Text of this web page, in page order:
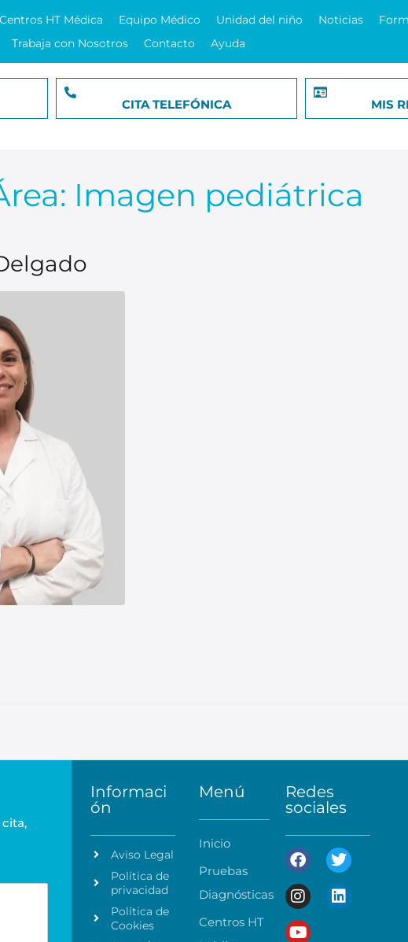
HT Médica Equipo Médico Unidad del niño Noticias
Trabaja con Nosotros
Contacto Ayuda
CITA TELEFÓNICA MIS
Imagen pediátrica
Informaci
ón
Aviso Legal
Política de
privacidad
Política de
Cookies
Menú
Inicio
Pruebas
Diagnósticas
Centros HT
Redes
sociales